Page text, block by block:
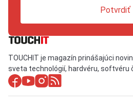
Potvrdiť
TOUCHIT je magazín prinášajúci
sveta technológií, hardvéru, softvéru